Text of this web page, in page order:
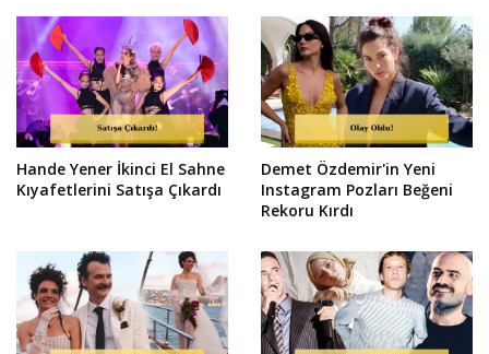
Hande Yener İkinci El Sahne
Kıyafetlerini Satışa Çıkardı
Demet Özdemir'in Yeni
Instagram Pozları Beğeni
Rekoru Kırdı